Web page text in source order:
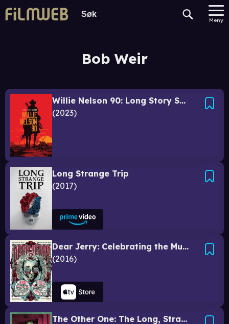
Meny
Bob Weir
Willie Nelson 90: Long Story Short
2023
Long Strange Trip
2017
Dear Jerry: Celebrating the Music of Jerry Garcia
2016
The Other One: The Long, Strange Trip of Bob Weir